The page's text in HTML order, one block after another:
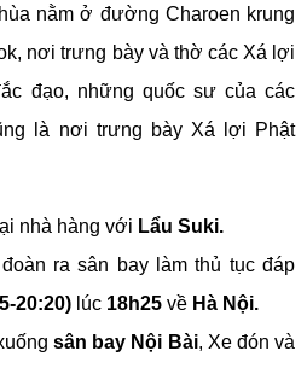
nằm ở đường Charoen krung
nơi trưng bày và thờ các Xá lợi
đạo, những quốc sư của các
là nơi trưng bày Xá lợi Phật
nhà hàng với Lẩu Suki.
ra sân bay làm thủ tục đáp
20:20) lúc 18h25 về Hà Nội.
sân bay Nội Bài, Xe đón và